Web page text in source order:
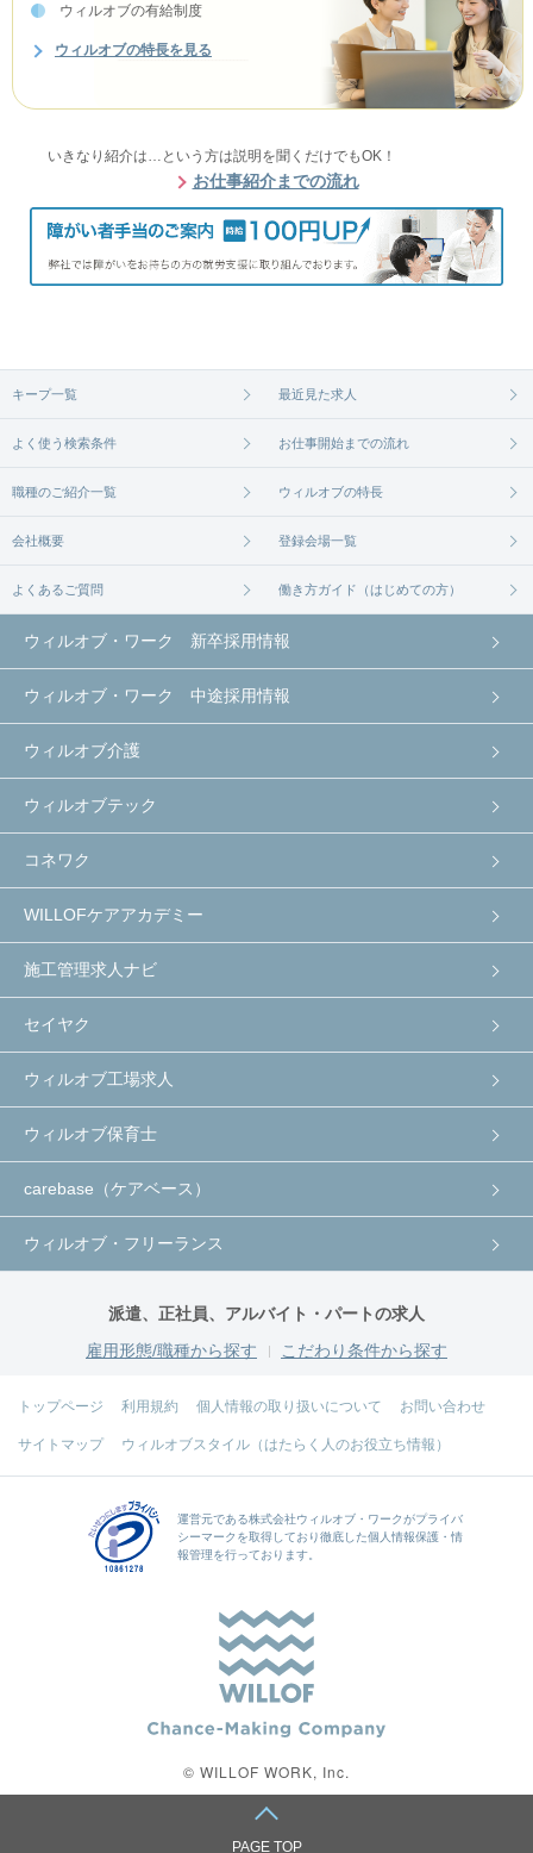
ウィルオブの有給制度
ウィルオブの特長を見る
いきなり紹介は…という方は説明を聞くだけでもOK！
お仕事紹介までの流れ
キープ一覧 最近見た求人
よく使う検索条件 お仕事開始までの流れ
職種のご紹介一覧 ウィルオブの特長
会社概要 登録会場一覧
よくあるご質問 働き方ガイド（はじめての方）
ウィルオブ・ワーク 新卒採用情報
ウィルオブ・ワーク 中途採用情報
ウィルオブ介護
ウィルオブテック
コネワク
WILLOFケアアカデミー
施工管理求人ナビ
セイヤク
ウィルオブ工場求人
ウィルオブ保育士
carebase（ケアベース）
ウィルオブ・フリーランス
派遣、正社員、アルバイト・パートの求人
雇用形態/職種から探す
こだわり条件から探す
トップページ 利用規約 個人情報の取り扱いについて お問い合わせ
サイトマップ ウィルオブスタイル（はたらく人のお役立ち情報）
運営元である株式会社ウィルオブ・ワークがプライバ
シーマークを取得しており徹底した個人情報保護・情
報管理を行っております。
© WILLOF WORK, Inc.
PAGE TOP